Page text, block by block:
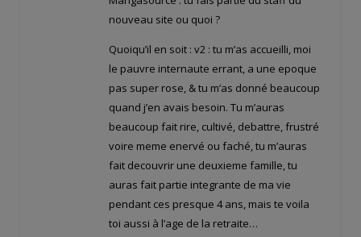
nouveau site ou quoi ?
Quoiqu’il en soit : v2 : tu m’as accueilli, moi
le pauvre internaute errant, a une epoque
pas super rose, & tu m’as donné beaucoup
quand j’en avais besoin. Tu m’auras
beaucoup fait rire, cultivé, debattre, frustré
voire meme enervé ou faché, tu m’auras
fait decouvrir une deuxieme famille, tu
auras fait partie integrante de ma vie
pendant ces presque 4 ans, mais te voila
toi aussi à l’age de la retraite…